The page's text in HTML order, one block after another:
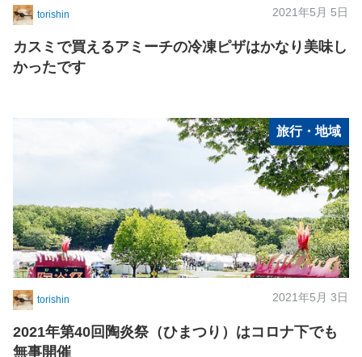
torishin 2021年5月 5日
カスミで買えるアミーチの冷凍ピザはかなり美味し
かったです
旅行・地域
torishin 2021年5月 3日
2021年第40回陶炎祭（ひまつり）はコロナ下でも
無事開催